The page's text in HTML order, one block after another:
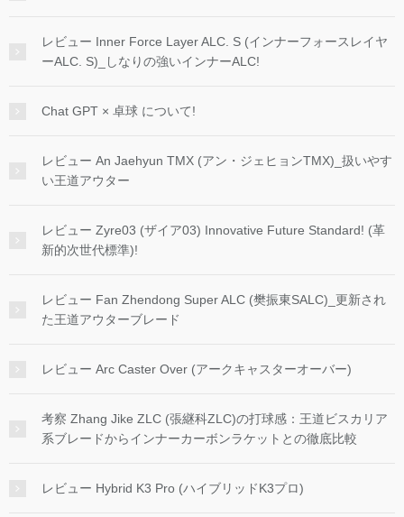
レビュー Inner Force Layer ALC. S (インナーフォースレイヤ
ーALC. S)_しなりの強いインナーALC!
Chat GPT × 卓球 について!
レビュー An Jaehyun TMX (アン・ジェヒョンTMX)_扱いやす
い王道アウター
レビュー Zyre03 (ザイア03) Innovative Future Standard! (革
新的次世代標準)!
レビュー Fan Zhendong Super ALC (樊振東SALC)_更新され
た王道アウターブレード
レビュー Arc Caster Over (アークキャスターオーバー)
考察 Zhang Jike ZLC (張継科ZLC)の打球感：王道ビスカリア
系ブレードからインナーカーボンラケットとの徹底比較
レビュー Hybrid K3 Pro (ハイブリッドK3プロ)